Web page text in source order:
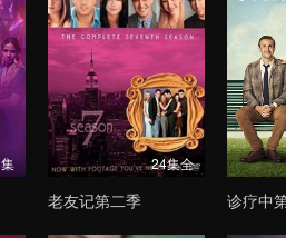
24集全
老友记第二季 诊疗中